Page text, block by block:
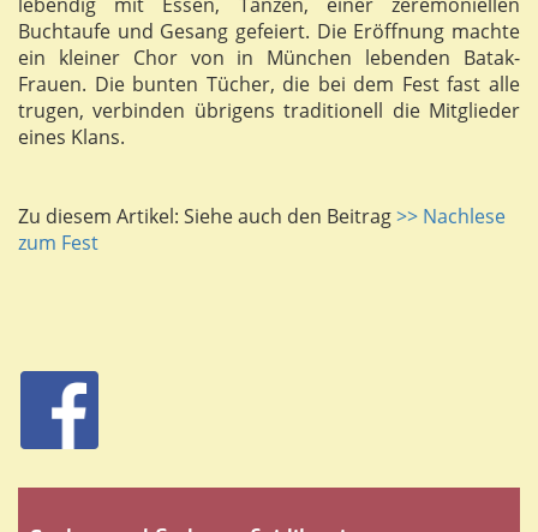
Buchtaufe und Gesang gefeiert. Die Eröffnung machte
ein kleiner Chor von in München lebenden Batak-
Frauen. Die bunten Tücher, die bei dem Fest fast alle
trugen, verbinden übrigens traditionell die Mitglieder
eines Klans.
Zu diesem Artikel: Siehe auch den Beitrag>> Nachlese
zum Fest